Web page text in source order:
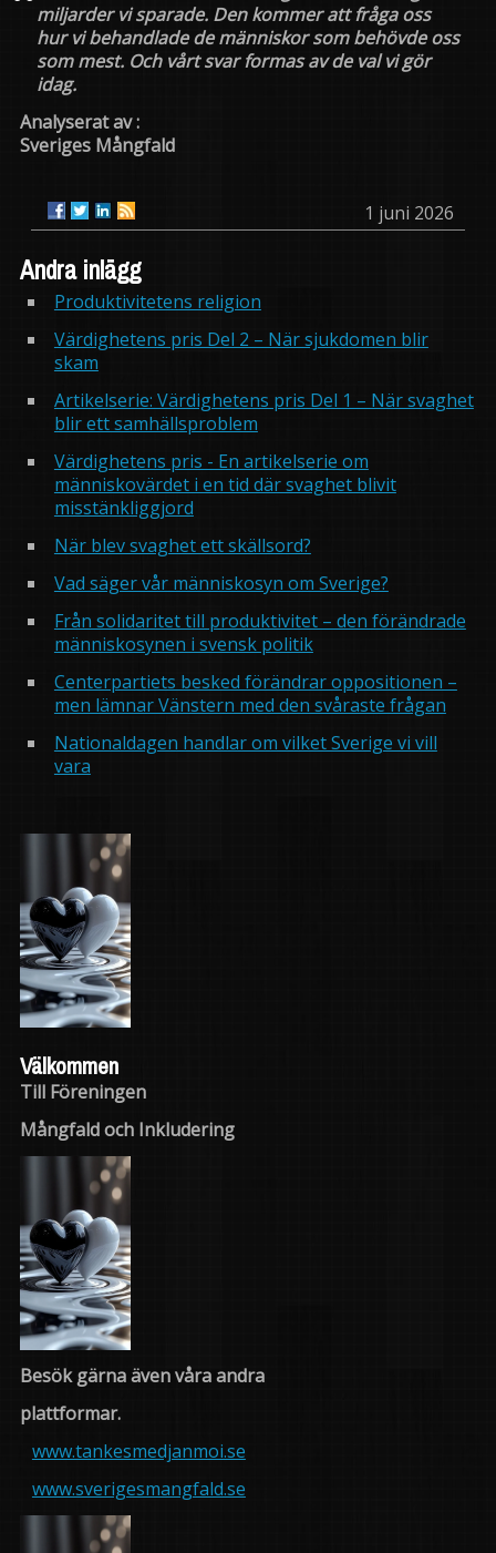
miljarder vi sparade. Den kommer att fråga oss
hur vi behandlade de människor som behövde oss
som mest. Och vårt svar formas av de val vi gör
idag.
Analyserat av :
Sveriges Mångfald
1 juni 2026
Andra inlägg
Produktivitetens religion
Värdighetens pris Del 2 – När sjukdomen blir
skam
Artikelserie: Värdighetens pris Del 1 – När svaghet
blir ett samhällsproblem
Värdighetens pris - En artikelserie om
människovärdet i en tid där svaghet blivit
misstänkliggjord
När blev svaghet ett skällsord?
Vad säger vår människosyn om Sverige?
Från solidaritet till produktivitet – den förändrade
människosynen i svensk politik
Centerpartiets besked förändrar oppositionen –
men lämnar Vänstern med den svåraste frågan
Nationaldagen handlar om vilket Sverige vi vill
vara
Välkommen
Till Föreningen
Mångfald och Inkludering
Besök gärna även våra andra
plattformar.
www.tankesmedjanmoi.se
www.sverigesmangfald.se